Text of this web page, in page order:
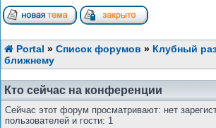
Portal » Список форумов » Клубный
ближнему
Кто сейчас на конференции
Сейчас этот форум просматривают: нет
пользователей и гости: 1